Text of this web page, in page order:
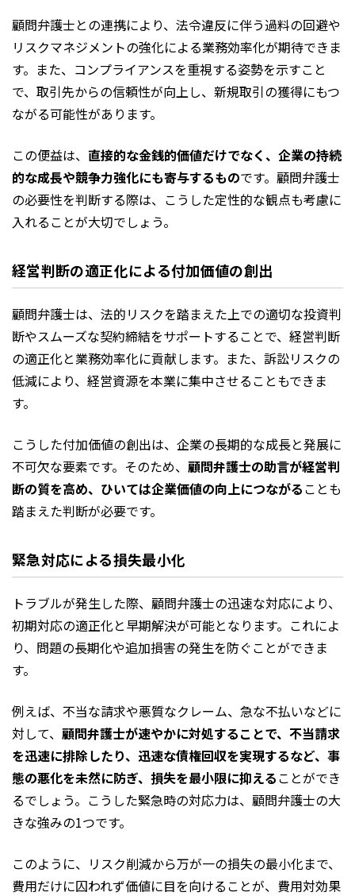
顧問弁護士との連携により、法令違反に伴う過料の回避や
リスクマネジメントの強化による業務効率化が期待できま
す。また、コンプライアンスを重視する姿勢を示すこと
で、取引先からの信頼性が向上し、新規取引の獲得にもつ
ながる可能性があります。
この便益は、 直接的な金銭的価値だけでなく、企業の持続
的な成長や競争力強化にも寄与するものです。顧問弁護士
の必要性を判断する際は、こうした定性的な観点も考慮に
入れることが大切でしょう。
経営判断の適正化による付加価値の創出
顧問弁護士は、法的リスクを踏まえた上での適切な投資判
断やスムーズな契約締結をサポートすることで、経営判断
の適正化と業務効率化に貢献します。また、訴訟リスクの
低減により、経営資源を本業に集中させることもできま
す。
こうした付加価値の創出は、企業の長期的な成長と発展に
不可欠な要素です。そのため、 顧問弁護士の助言が経営判
断の質を高め、ひいては企業価値の向上につながることも
踏まえた判断が必要です。
緊急対応による損失最小化
トラブルが発生した際、顧問弁護士の迅速な対応により、
初期対応の適正化と早期解決が可能となります。これによ
り、問題の長期化や追加損害の発生を防ぐことができま
す。
例えば、不当な請求や悪質なクレーム、急な不払いなどに
対して、 顧問弁護士が速やかに対処することで、不当請求
を迅速に排除したり、迅速な債権回収を実現するなど、事
態の悪化を未然に防ぎ、損失を最小限に抑えることができ
るでしょう。こうした緊急時の対応力は、顧問弁護士の大
きな強みの1つです。
このように、リスク削減から万が一の損失の最小化まで、
費用だけに囚われず価値に目を向けることが、費用対効果